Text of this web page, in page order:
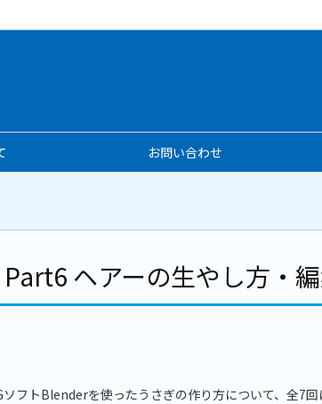
お問い合わせ
ヘアーの生やし方・
ソフトBlenderを使ったうさぎの作り方について、全7